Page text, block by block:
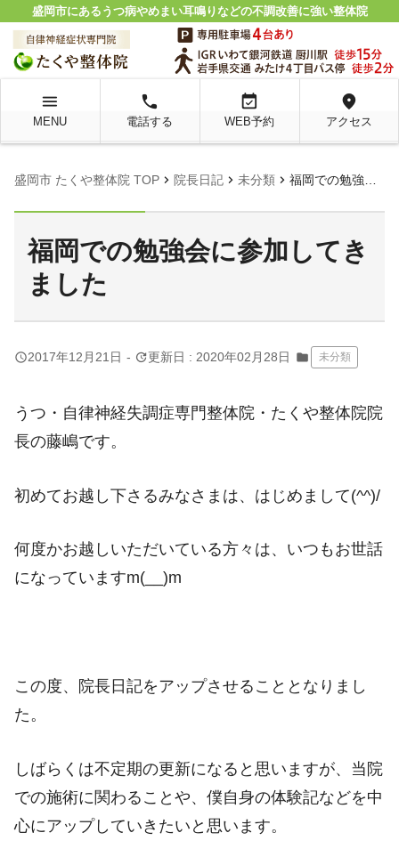
盛岡市にあるうつ病やめまい耳鳴りなどの不調改善に強い整体院
menu
MENU
local_phone
電話する
event_available
WEB予約
location_on
アクセス
盛岡市 たくや整体院 TOP chevron_right 院長日記 chevron_right 未分類 chevron_right 福岡での勉強会に参加してきました
福岡での勉強会に参加してき
ました
query_builder2017年12月21日 - update更新日 : 2020年02月28日 folder 未分類
うつ・自律神経失調症専門整体院・たくや整体院院
長の藤嶋です。
初めてお越し下さるみなさまは、はじめまして(^^)/
何度かお越しいただいている方々は、いつもお世話
になっていますm(__)m
この度、院長日記をアップさせることとなりまし
た。
しばらくは不定期の更新になると思いますが、当院
での施術に関わることや、僕自身の体験記などを中
心にアップしていきたいと思います。